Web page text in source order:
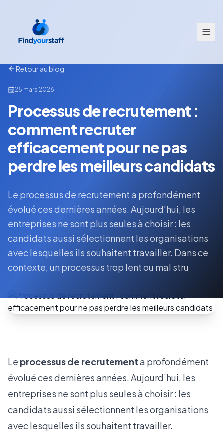
Retour au blog
25 mars 2026
Processus de recrutement :
comment recruter
efficacement pour ne pas
perdre les meilleurs candidats
Le processus de recrutement a profondément
évolué ces dernières années. Aujourd’hui, les
entreprises ne sont plus seules à choisir : les
candidats aussi sélectionnent les organisations
avec lesquelles ils souhaitent travailler. Dans ce
contexte, un processus trop lent ou mal stru
Le processus de recrutementa profondément
évolué ces dernières années. Aujourd’hui, les
entreprises ne sont plus seules à choisir : les
candidats aussi sélectionnent les organisations
avec lesquelles ils souhaitent travailler.